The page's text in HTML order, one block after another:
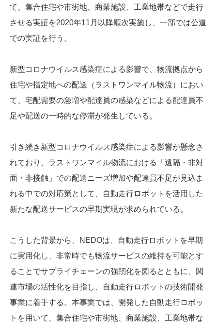
て、集合住宅や市街地、商業施設、工業地帯などで走行
させる実証を2020年11月以降順次実施し、一部では公道
での実証を行う。
新型コロナウイルス感染症による影響で、物流拠点から
住宅や指定地への配送（ラストワンマイル物流）におい
て、宅配需要の急増や配達員の感染などによる配達員不
足や配送の一時的な停滞が発生している。
引き続き新型コロナウイルス感染症による影響が懸念さ
れており、ラストワンマイル物流における「遠隔・非対
面・非接触」での配送ニーズ増加や配達員不足が見込ま
れる中での対応策として、自動走行ロボットを活用した
新たな配送サービスの早期実現が求められている。
こうした背景から、NEDOは、自動走行ロボットを早期
に実用化し、非常時でも物流サービスの維持を可能とす
ることでサプライチェーンの強靭化を図るとともに、関
連市場の活性化を目指し、自動走行ロボットの技術開発
事業に着手する。本事業では、開発した自動走行ロボッ
トを用いて、集合住宅や市街地、商業施設、工業地帯な